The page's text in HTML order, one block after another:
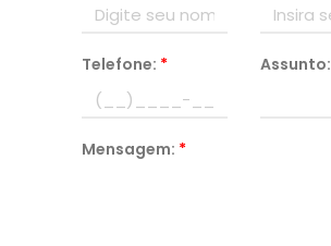
Telefone: * Assunto:
Mensagem: *